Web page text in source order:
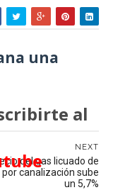
una
al
NEXT
del gas licuado de
canalización sube
un 5,7%